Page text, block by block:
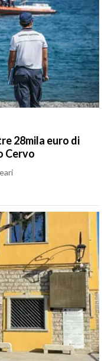
28mila euro di
Cervo